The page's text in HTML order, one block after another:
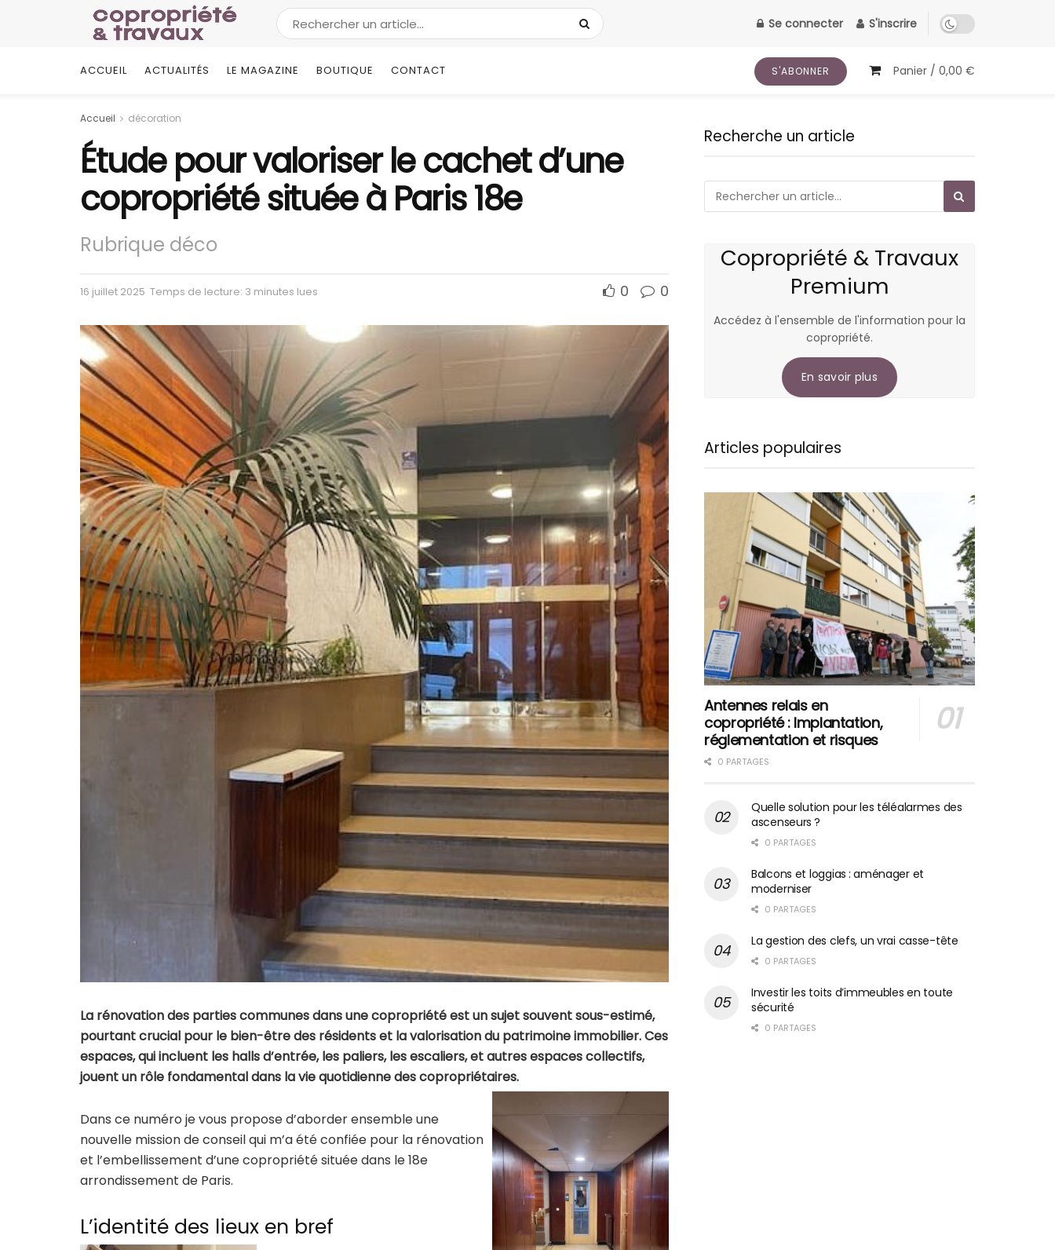
Se connecter S'inscrire
ACCUEIL ACTUALITÉS LE MAGAZINE BOUTIQUE CONTACT S'ABONNER Panier / 0,00 €
Accueil décoration
Étude pour valoriser le cachet d’une
copropriété située à Paris 18e
Rubrique déco
16 juillet 2025 Temps de lecture: 3 minutes lues 0 0
La rénovation des parties communes dans une copropriété est un sujet souvent sous-estimé,
pourtant crucial pour le bien-être des résidents et la valorisation du patrimoine immobilier. Ces
espaces, qui incluent les halls d’entrée, les paliers, les escaliers, et autres espaces collectifs,
jouent un rôle fondamental dans la vie quotidienne des copropriétaires.
Dans ce numéro je vous propose d’aborder ensemble une
nouvelle mission de conseil qui m’a été confiée pour la rénovation
et l’embellissement d’une copropriété située dans le 18e
arrondissement de Paris.
L’identité des lieux en bref
Recherche un article
Copropriété & Travaux
Premium
Accédez à l'ensemble de l'information pour la
copropriété.
En savoir plus
Articles populaires
Antennes relais en
copropriété : Implantation,
réglementation et risques
0 PARTAGES
Quelle solution pour les téléalarmes des
ascenseurs ?
0 PARTAGES
Balcons et loggias : aménager et
moderniser
0 PARTAGES
La gestion des clefs, un vrai casse-tête
0 PARTAGES
Investir les toits d’immeubles en toute
sécurité
0 PARTAGES